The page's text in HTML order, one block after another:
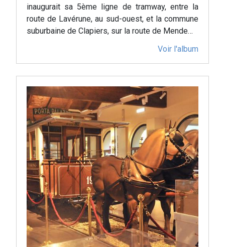
inaugurait sa 5ème ligne de tramway, entre la
route de Lavérune, au sud-ouest, et la commune
suburbaine de Clapiers, sur la route de Mende…
Voir l'album